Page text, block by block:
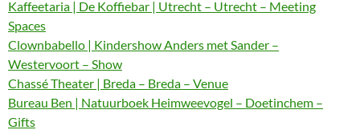
Kaffeetaria | De Koffiebar | Utrecht – Utrecht – Meeting
Spaces
Clownbabello | Kindershow Anders met Sander –
Westervoort – Show
Chassé Theater | Breda – Breda – Venue
Bureau Ben | Natuurboek Heimweevogel – Doetinchem –
Gifts